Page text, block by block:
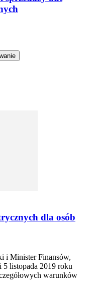
dla osób
i Minister Finansów,
listopada 2019 roku
warunków